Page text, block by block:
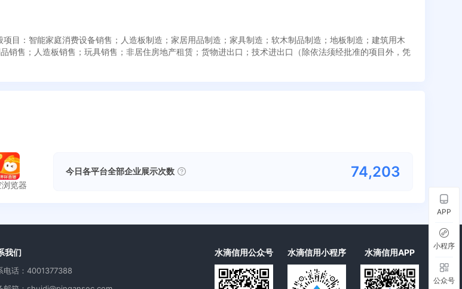
目：智能家庭消费设备销售；人造板制造；家居用品制造；家具制造；软木制品制造；地板制造；建筑用木
销售；人造板销售；玩具销售；非居住房地产租赁；货物进出口；技术进出口（除依法须经批准的项目外，凭
览器
今日各平台全部企业展示次数 74,203
我们
电话：4001377388
水滴信用公众号 水滴信用小程序 水滴信用APP
APP
小程序
公众号